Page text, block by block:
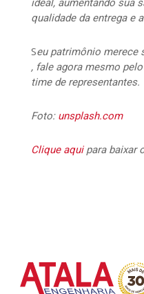
ideal, aumentando sua
qualidade da entrega e
Seu patrimônio merece
, fale agora mesmo
time de representantes.
Foto: unsplash.com
Clique aquipara baixar